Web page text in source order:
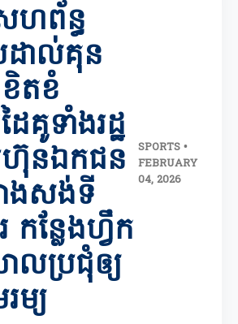
ហព័ន្ធ
ដាល់គុន
ខិតខំ
ៃគូទាំងរដ្ឋ
ហ៊ុនឯកជន
ងសង់ទី
កន្លែងហ្វឹក
លប្រជុំឲ្យ
ម្យ
SPORTS •
FEBRUARY
04, 2026